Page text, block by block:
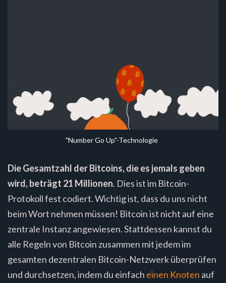
"Number Go Up"-Technologie
Die Gesamtzahl der Bitcoins, die es jemals geben
wird, beträgt 21 Millionen. Dies ist im Bitcoin-
Protokoll fest codiert. Wichtig ist, dass du uns nicht
beim Wort nehmen müssen! Bitcoin ist nicht auf eine
zentrale Instanz angewiesen. Stattdessen kannst du
alle Regeln von Bitcoin zusammen mit jedem im
gesamten dezentralen Bitcoin-Netzwerk überprüfen
und durchsetzen, indem du einfach einen Knoten auf